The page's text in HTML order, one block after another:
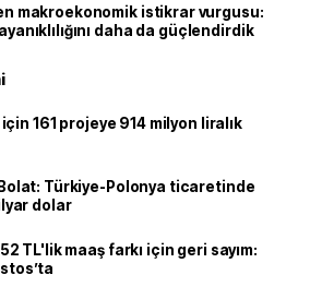
makroekonomik istikrar vurgusu:
daha da güçlendirdik
için 161 projeye 914 milyon liralık
Türkiye-Polonya ticaretinde
dolar
TL'lik maaş farkı için geri sayım: